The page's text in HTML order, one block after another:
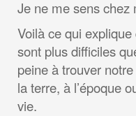
Je ne me sens chez
Voilà ce qui
sont plus difficiles
peine à trouver
la terre, à l’époque
vie.